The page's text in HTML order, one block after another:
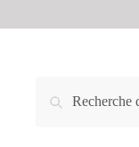
Recherche